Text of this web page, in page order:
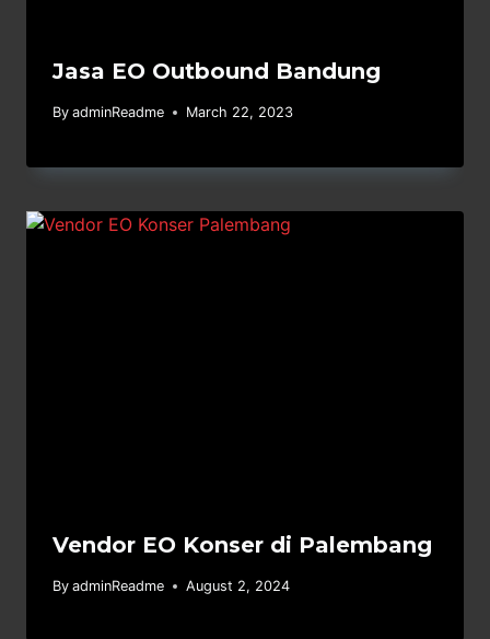
Jasa EO Outbound Bandung
By adminReadme March 22, 2023
Vendor EO Konser di Palembang
By adminReadme August 2, 2024